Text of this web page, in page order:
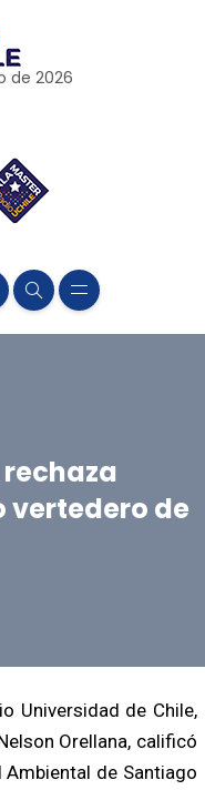
de 2026
vertedero de
Universidad de Chile,
Orellana, calificó
Ambiental de Santiago